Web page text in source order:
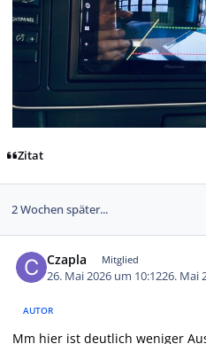
Zitat
2 Wochen später...
Czapla Mitglied
26. Mai 2026 um 10:1226. Mai
AUTOR
Mm hier ist deutlich weniger